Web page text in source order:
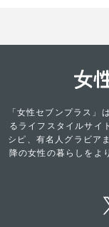
「女性セブンプラス」
るライフスタイルサイ
シピ、有名人グラビア
降の女性の暮らしをよ